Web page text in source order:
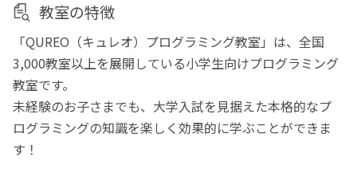
教室の特徴
「QUREO（キュレオ）プログラミング教室」は、全国
3,000教室以上を展開している小学生向けプログラミング
教室です。
未経験のお子さまでも、大学入試を見据えた本格的なプ
ログラミングの知識を楽しく効果的に学ぶことができま
す！